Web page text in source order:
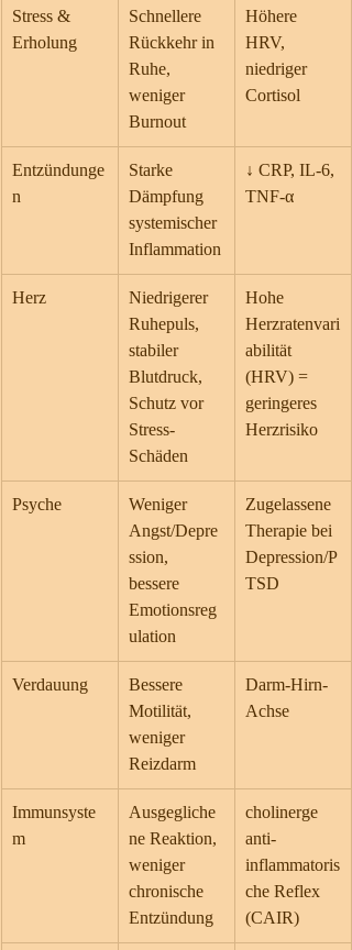
Stress &
Erholung
Schnellere
Rückkehr in
Ruhe,
weniger
Burnout
Höhere
HRV,
niedriger
Cortisol
Entzündunge
n
Starke
Dämpfung
systemischer
Inflammation
↓ CRP, IL-6,
TNF-α
Herz
Niedrigerer
Ruhepuls,
stabiler
Blutdruck,
Schutz vor
Stress-
Schäden
Hohe
Herzratenvari
abilität
(HRV) =
geringeres
Herzrisiko
Psyche
Weniger
Angst/Depre
ssion,
bessere
Emotionsreg
ulation
Zugelassene
Therapie bei
Depression/P
TSD
Verdauung
Bessere
Motilität,
weniger
Reizdarm
Darm-Hirn-
Achse
Immunsyste
m
Ausgegliche
ne Reaktion,
weniger
chronische
Entzündung
cholinerge
anti-
inflammatoris
che Reflex
(CAIR)